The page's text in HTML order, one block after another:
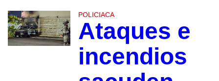
POLICIACA
Ataques e
incendios